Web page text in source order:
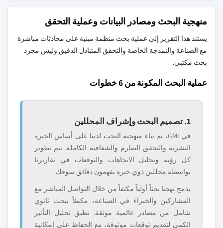
منهجية البحث ومصادر البيانات وعملية التحقق
يستند هذا التقرير إلى عملية بحث منظمة مبنية على محادثات مباشرة
مع الصناعة والنمذجة الخاصة والتحقق المتبادل الدقيق وليس مجرد
بحث مكتبي.
عملية البحث المكونة من 6 خطوات
1. تصميم البحث وإشراف المحللين
في GMI، تم بناء منهجية البحث لدينا على أساس الخبرة
البشرية والتحقق الصارم والشفافية الكاملة. يتم تطوير
كل رؤية وتحليل الاتجاهات والتوقعات في تقاريرنا
بواسطة محللين ذوي خبرة يفهمون دقائق سوقك.
يدمج نهجنا بحثاً أولياً مكثفاً من خلال التواصل المباشر مع
المشاركين والخبراء في الصناعة، مكملاً ببحث ثانوي
شامل من مصادر عالمية موثقة. نطبق تحليل التأثير
الكمي لتقديم توقعات موثوقة، مع الحفاظ على إمكانية